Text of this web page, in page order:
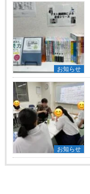
お知らせ
お知らせ